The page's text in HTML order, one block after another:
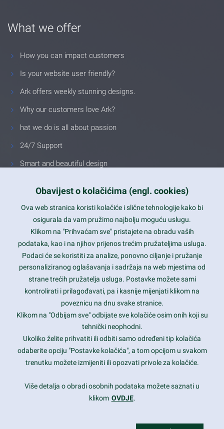
What we offer
How you can impact customers
Is your website user friendly?
Ark offers weekly stunning designs.
Why our customers love Ark?
hat we do is all about passion
24/7 Support
Smart and beautiful design
Latest trends and much more...
Contact Info
1600 Amphitheatre Parkway, Mountain View, CA 94043
prothemes.net@gmail.com
Daily: 9:00 am - 6:00 pm
Sunday: Closed
Copyright 2017FRESHFACE© All Rights Reserved
Obavijest o kolačićima (engl. cookies)
Ova web stranica koristi kolačiće i slične tehnologije kako bi
osigurala da vam pružimo najbolju moguću uslugu.
Klikom na "Prihvaćam sve" pristajete na obradu vaših
podataka, kao i na njihov prijenos trećim pružateljima usluga.
Podaci će se koristiti za analize, ponovno ciljanje i pružanje
personaliziranog oglašavanja i sadržaja na web mjestima od
strane trećih pružatelja usluga. Postavke možete sami
kontrolirati i prilagođavati, pa i kasnije mijenjati klikom na
poveznicu na dnu svake stranice.
Klikom na "Odbijam sve" odbijate sve kolačiće osim onih koji su
tehnički neophodni.
Ukoliko želite prihvatiti ili odbiti samo određeni tip kolačića
odaberite opciju "Postavke kolačića", a tom opcijom u svakom
trenutku možete izmijeniti ili opozvati privole za kolačiće.
Više detalja o obradi osobnih podataka možete saznati u
klikom OVDJE.